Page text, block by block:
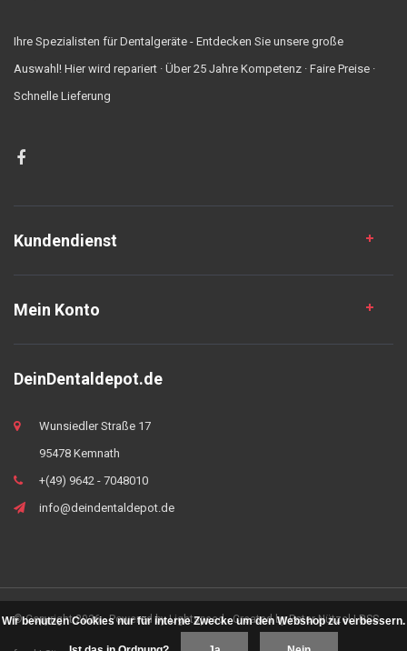
Ihre Spezialisten für Dentalgeräte - Entdecken Sie unsere große
Auswahl! Hier wird repariert · Über 25 Jahre Kompetenz · Faire Preise ·
Schnelle Lieferung
Kundendienst
Mein Konto
DeinDentaldepot.de
Wunsiedler Straße 17
95478 Kemnath
+(49) 9642 - 7048010
info@deindentaldepot.de
© Copyright 2026 - Powered byLightspeed- Created byPeter Nützel|RSS
Wir benutzen Cookies nur für interne Zwecke um den Webshop zu verbessern.